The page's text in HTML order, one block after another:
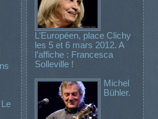
L’Européen, place Clichy
les 5 et 6 mars 2012. A
l’affiche : Francesca
Solleville !
Michel
Bühler.